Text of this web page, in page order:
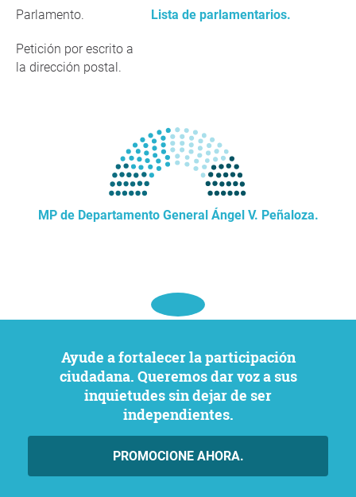
Parlamento. Lista de parlamentarios.
Petición por escrito a
la dirección postal.
MP de Departamento General Ángel V. Peñaloza.
Ayude a fortalecer la participación
ciudadana. Queremos dar voz a sus
inquietudes sin dejar de ser
independientes.
PROMOCIONE AHORA.